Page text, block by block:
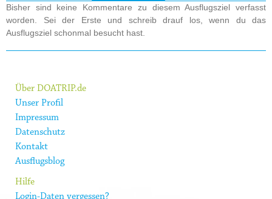
Bisher sind keine Kommentare zu diesem Ausflugsziel verfasst
worden. Sei der Erste und schreib drauf los, wenn du das
Ausflugsziel schonmal besucht hast.
Über DOATRIP.de
Unser Profil
Impressum
Datenschutz
Kontakt
Ausflugsblog
Hilfe
Login-Daten vergessen?